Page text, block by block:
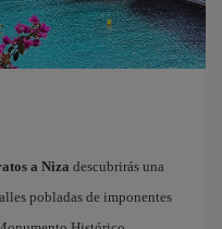
a Niza descubrirás una
pobladas de imponentes